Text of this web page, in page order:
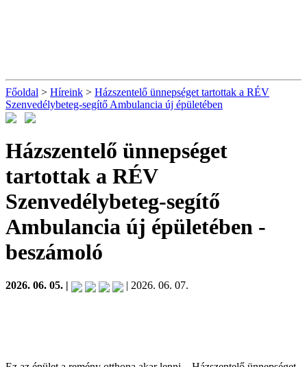
Főoldal > Híreink > Házszentelő ünnepséget tartottak a RÉV
Szenvedélybeteg-segítő Ambulancia új épületében
Házszentelő ünnepséget
tartottak a RÉV
Szenvedélybeteg-segítő
Ambulancia új épületében -
beszámoló
2026. 06. 05. | | 2026. 06. 07.